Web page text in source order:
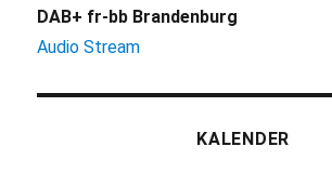
DAB+ fr-bb Brandenburg
Audio Stream
KALENDER